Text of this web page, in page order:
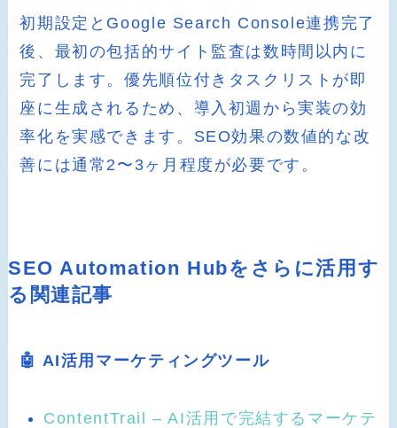
初期設定とGoogle Search Console連携完了
後、最初の包括的サイト監査は数時間以内に
完了します。優先順位付きタスクリストが即
座に生成されるため、導入初週から実装の効
率化を実感できます。SEO効果の数値的な改
善には通常2〜3ヶ月程度が必要です。
SEO Automation Hubをさらに活用す
る関連記事
🤖 AI活用マーケティングツール
ContentTrail – AI活用で完結するマーケテ